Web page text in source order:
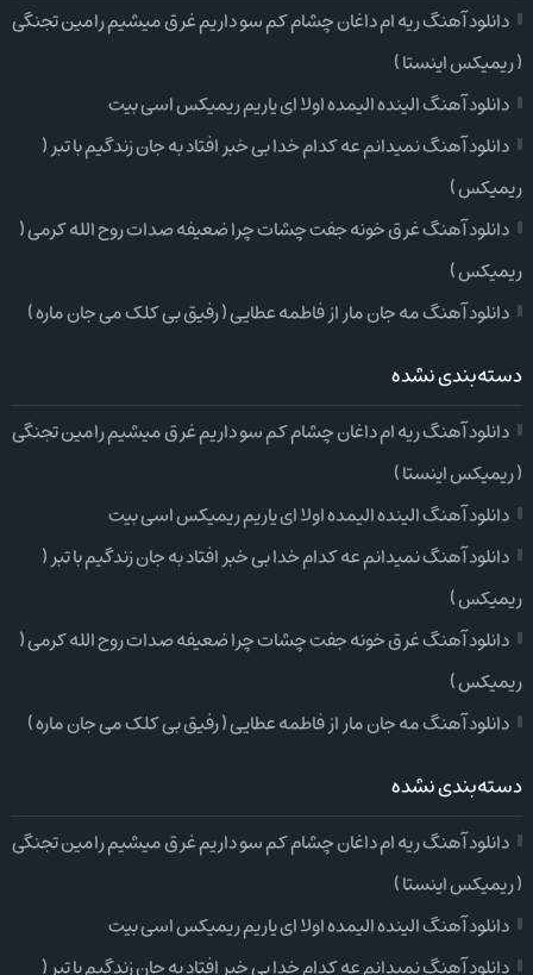
دانلود آهنگ ریه ام داغان چشام کم سو داریم غرق میشیم رامین تجنگی
( ریمیکس اینستا )
دانلود آهنگ الینده الیمده اولا ای یاریم ریمیکس اسی بیت
دانلود آهنگ نمیدانم عه کدام خدا بی خبر افتاد به جان زندگیم با تبر (
ریمیکس )
دانلود آهنگ غرق خونه جفت چشات چرا ضعیفه صدات روح الله کرمی (
ریمیکس )
دانلود آهنگ مه جان مار از فاطمه عطایی ( رفیق بی کلک می جان ماره )
دسته‌بندی نشده
دانلود آهنگ ریه ام داغان چشام کم سو داریم غرق میشیم رامین تجنگی
( ریمیکس اینستا )
دانلود آهنگ الینده الیمده اولا ای یاریم ریمیکس اسی بیت
دانلود آهنگ نمیدانم عه کدام خدا بی خبر افتاد به جان زندگیم با تبر (
ریمیکس )
دانلود آهنگ غرق خونه جفت چشات چرا ضعیفه صدات روح الله کرمی (
ریمیکس )
دانلود آهنگ مه جان مار از فاطمه عطایی ( رفیق بی کلک می جان ماره )
دسته‌بندی نشده
دانلود آهنگ ریه ام داغان چشام کم سو داریم غرق میشیم رامین تجنگی
( ریمیکس اینستا )
دانلود آهنگ الینده الیمده اولا ای یاریم ریمیکس اسی بیت
دانلود آهنگ نمیدانم عه کدام خدا بی خبر افتاد به جان زندگیم با تبر (